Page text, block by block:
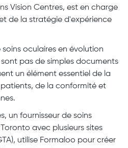
Vision Centres, est en charge
de la stratégie d'expérience
oculaires en évolution
pas de simples documents
un élément essentiel de la
de la conformité et
un fournisseur de soins
avec plusieurs sites
utilise Formaloo pour créer